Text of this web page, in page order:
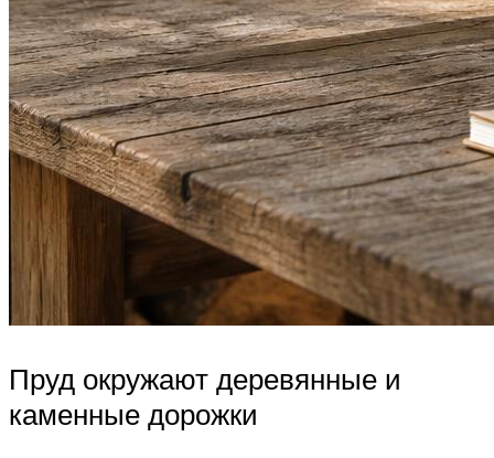
Пруд окружают деревянные и
каменные дорожки